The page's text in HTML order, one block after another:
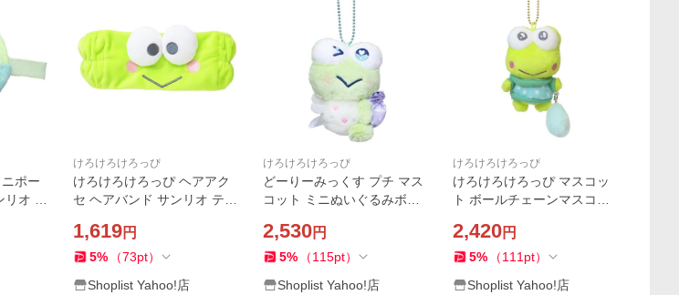
ポー
オ ア
けろけろけろっぴ
けろけろけろっぴ ヘアアク
セ ヘアバンド サンリオ ティ
ク キャラクター グッズ
1,619円
5% （73pt）
Shoplist Yahoo!店
けろけろけろっぴ
どーりーみっくす プチ マス
コット ミニぬいぐるみボー
ぴ サンリオ ナカジマ プレゼ
ント キャラクター グッズ
2,530円
5% （115pt）
Shoplist Yahoo!店
けろけろけろっぴ
けろけろけろっぴ マスコッ
ト ボールチェーンマスコッ
リオ Y2K プレゼント キャラ
クター グッズ
2,420円
5% （111 pt）
Shoplist Yahoo!店